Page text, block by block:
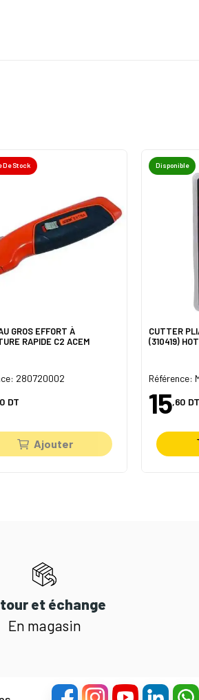
De Stock
GROS EFFORT À
RAPIDE C2 ACEM
280720002
DT
Ajouter
Disponible
CUTTER
(310419)
Référence:
15,60 DT
et échange
En magasin